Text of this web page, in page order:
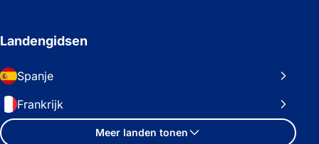
Landengidsen
Spanje
Frankrijk
Meer landen tonen